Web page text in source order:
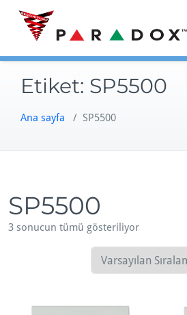
Skip
content
Etiket: SP5500
Ana sayfa / SP5500
SP5500
3 sonucun tümü gösteriliyor